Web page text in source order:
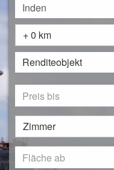
+ 0 km
Renditeobjekt
Zimmer